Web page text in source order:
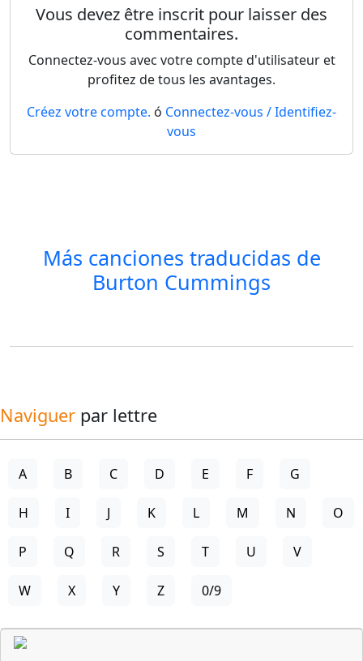
Vous devez être inscrit pour laisser des
commentaires.
Connectez-vous avec votre compte d'utilisateur et
profitez de tous les avantages.
Créez votre compte. ó Connectez-vous / Identifiez-
vous
Más canciones traducidas de
Burton Cummings
Naviguer par lettre
A B C D E F G
H I J K L M N O
P Q R S T U V
W X Y Z 0/9